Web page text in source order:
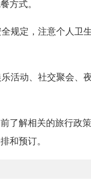
方式。
规定，注意个人卫
活动、社交聚会、
了解相关的旅行政
和预订。